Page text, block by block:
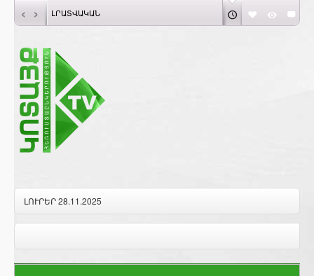
‹ › ԼՐԱՏՎԱԿԱՆ
ԼՈՒՐԵՐ 28.11.2025